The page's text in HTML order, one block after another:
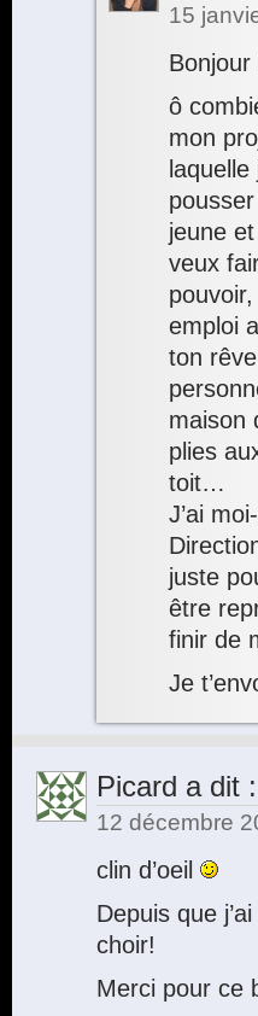
15
Bonjour
ô
mon
jeune
veux
emploi
ton
maison
plies
toit…
J’ai
juste
être
finir de
Je
Picard a dit :
12 décembre
clin d’oeil
Depuis que
choir!
Merci pour ce